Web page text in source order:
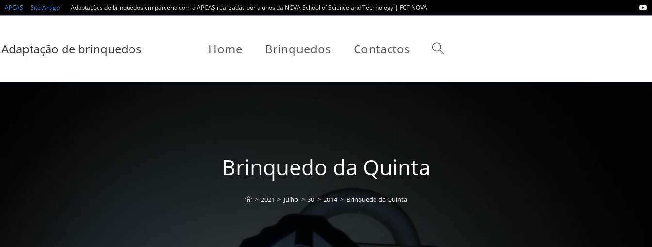
Skip
to
APCAS Site Antigo Adaptações de brinquedos em parceria com a APCAS realizadas por alunos da NOVA School of Science and Technology | FCT NOVA
Adaptação de brinquedos Home Brinquedos Contactos
Brinquedo da Quinta
> 2021 > Julho > 30 > 2014 > Brinquedo da Quinta